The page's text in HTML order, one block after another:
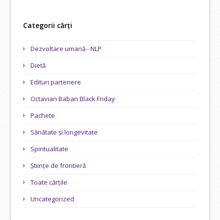
Categorii cărți
Dezvoltare umană - NLP
Dietă
Edituri partenere
Octavian Baban Black Friday
Pachete
Sănătate și longevitate
Spiritualitate
Științe de frontieră
Toate cărțile
Uncategorized